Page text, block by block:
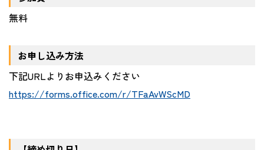
無料
お申し込み方法
下記URLよりお申込みください
https://forms.office.com/r/TFaAvWScMD